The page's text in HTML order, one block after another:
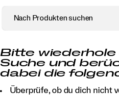
Bitte wiederhole
Suche und
dabei die
Überprüfe, ob du dich nicht